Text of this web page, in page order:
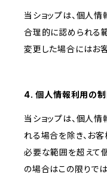
当ショップは、個人
合理的に認められる
変更した場合にはお
4. 個人情報利用の
当ショップは、個人
れる場合を除き、お
必要な範囲を超えて
の場合はこの限りでは